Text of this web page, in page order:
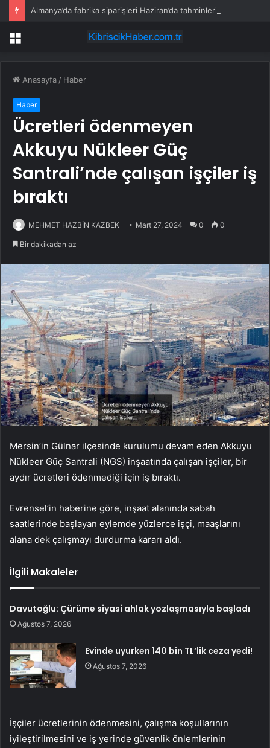
Almanya’da fabrika siparişleri Haziran’da tahminleri aştı
Menü
Anasayfa / Haber
Haber
Ücretleri ödenmeyen
Akkuyu Nükleer Güç
Santrali’nde çalışan işçiler iş
bıraktı
MEHMET HAZBİN KAZBEK Mart 27, 2024 0 0
Bir dakikadan az
Mersin’in Gülnar ilçesinde kurulumu devam eden Akkuyu
Nükleer Güç Santrali (NGS) inşaatında çalışan işçiler, bir
aydır ücretleri ödenmediği için iş bıraktı.
Evrensel’in haberine göre, inşaat alanında sabah
saatlerinde başlayan eylemde yüzlerce işçi, maaşlarını
alana dek çalışmayı durdurma kararı aldı.
İlgili Makaleler
Davutoğlu: Çürüme siyasi ahlak yozlaşmasıyla başladı
Ağustos 7, 2026
Evinde uyurken 140 bin TL’lik ceza yedi!
Ağustos 7, 2026
İşçiler ücretlerinin ödenmesini, çalışma koşullarının
iyileştirilmesini ve iş yerinde güvenlik önlemlerinin